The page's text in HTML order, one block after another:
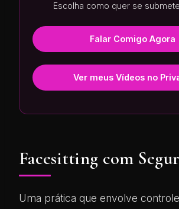
Escolha como quer se
Falar Comigo Agora
Ver meus Vídeos no
Facesitting com
Uma prática que envolve